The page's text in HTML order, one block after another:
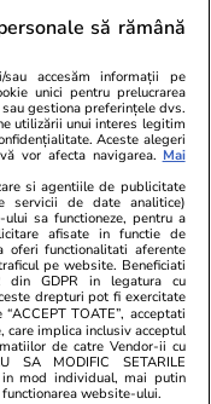
01 aug.
15 iul.
să rămână
sau accesăm informații pe
unici pentru prelucrarea
gestiona preferințele dvs.
utilizării unui interes legitim
Aceste alegeri
vor afecta navigarea. Mai
si agentiile de publicitate
servicii de date analitice)
sa functioneze, pentru a
afisate in functie de
oferi functionalitati aferente
pe website. Beneficiati
din GDPR in legatura cu
drepturi pot fi exercitate
TOATE”, acceptati
implica inclusiv acceptul
de catre Vendor-ii cu
SA MODIFIC SETARILE
in mod individual, mai putin
website-ului.